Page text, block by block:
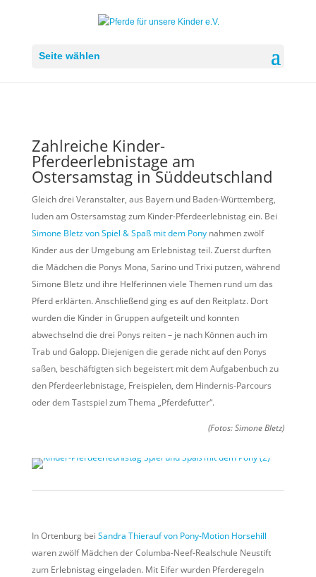
Seite wählen
Zahlreiche Kinder-
Pferdeerlebnistage am
Ostersamstag in Süddeutschland
Gleich drei Veranstalter, aus Bayern und Baden-Württemberg,
luden am Ostersamstag zum Kinder-Pferdeerlebnistag ein. Bei
Simone Bletz von Spiel & Spaß mit dem Ponynahmen zwölf
Kinder aus der Umgebung am Erlebnistag teil. Zuerst durften
die Mädchen die Ponys Mona, Sarino und Trixi putzen, während
Simone Bletz und ihre Helferinnen viele Themen rund um das
Pferd erklärten. Anschließend ging es auf den Reitplatz. Dort
wurden die Kinder in Gruppen aufgeteilt und konnten
abwechselnd die drei Ponys reiten – je nach Können auch im
Trab und Galopp. Diejenigen die gerade nicht auf den Ponys
saßen, beschäftigten sich begeistert mit dem Aufgabenbuch zu
den Pferdeerlebnistage, Freispielen, dem Hindernis-Parcours
oder dem Tastspiel zum Thema „Pferdefutter“.
(Fotos: Simone Bletz)
In Ortenburg bei Sandra Thierauf von Pony-Motion Horsehill
waren zwölf Mädchen der Columba-Neef-Realschule Neustift
zum Erlebnistag eingeladen. Mit Eifer wurden Pferderegeln